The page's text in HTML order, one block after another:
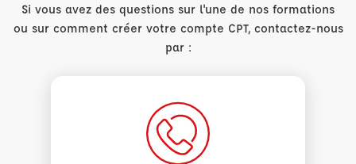
Si vous avez des questions sur l'une de nos formations
ou sur comment créer votre compte CPT, contactez-nous
par :